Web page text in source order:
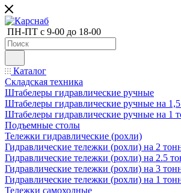
ПН-ПТ с 9-00 до 18-00
Каталог
Складская техника
Штабелеры гидравлические ручные
Штабелеры гидравлические ручные на
Штабелеры гидравлические ручные на 1
Подъемные столы
Тележки гидравлические (рохли)
Гидравлические тележки (рохли) на 2
Гидравлические тележки (рохли) на 2.5
Гидравлические тележки (рохли) на 3
Гидравлические тележки (рохли) на 1
Тележки самоходные